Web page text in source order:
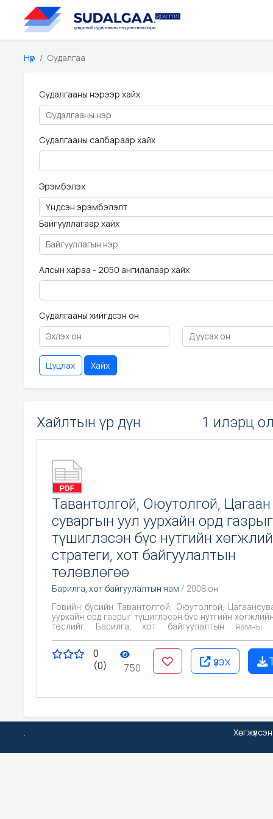
Нүүр Судалгаа
Судалгааны нэрээр хайх
Судалгааны салбараар хайх
Эрэмбэлэх
Байгууллагаар хайх
Алсын хараа - 2050 ангилалаар хайх
Судалгааны хийгдсэн он
Цуцлах Хайх
Хайлтын үр дүн 1 илэрц
Тавантолгой, Оюутолгой, Цагаан
суваргын уул уурхайн орд газрыг
түшиглэсэн бүс нутгийн
стратеги, хот байгуулалтын
төлөвлөгөө
Барилга, хот байгуулалтын яам / 2008 он
Говийн бүсийн Тавантолгой, Оюутолгой,
уурхайн орд газрыг түшиглэсэн бүс нутгийн
төслийг Барилга, хот байгуулалтын яамны
Говьсүмбэр, Дорноговь, Дундговь, Өмнөговь
дэвсгэр багтаж байгаагаас гадна Тавантолгой,
Цагаансуваргын орд газрыг түшиглэсэн
0
(0)
750 үзэх
.